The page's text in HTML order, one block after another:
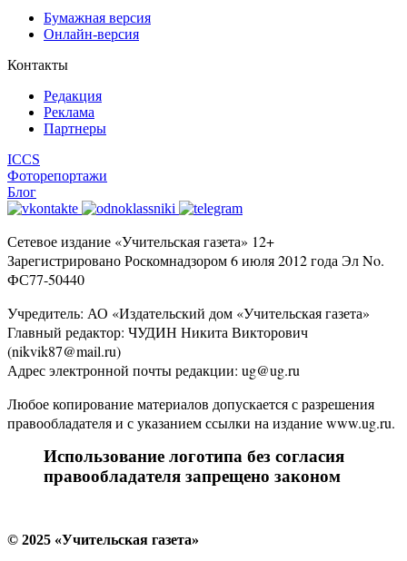
Бумажная версия
Онлайн-версия
Контакты
Редакция
Реклама
Партнеры
ICCS
Фоторепортажи
Блог
Сетевое издание «Учительская газета» 12+
Зарегистрировано Роскомнадзором 6 июля 2012 года Эл No.
ФС77-50440
Учредитель: АО «Издательский дом «Учительская газета»
Главный редактор: ЧУДИН Никита Викторович
(nikvik87@mail.ru)
Адрес электронной почты редакции: ug@ug.ru
Любое копирование материалов допускается с разрешения
правообладателя и с указанием ссылки на издание www.ug.ru.
Использование логотипа без согласия
правообладателя запрещено законом
© 2025 «Учительская газета»